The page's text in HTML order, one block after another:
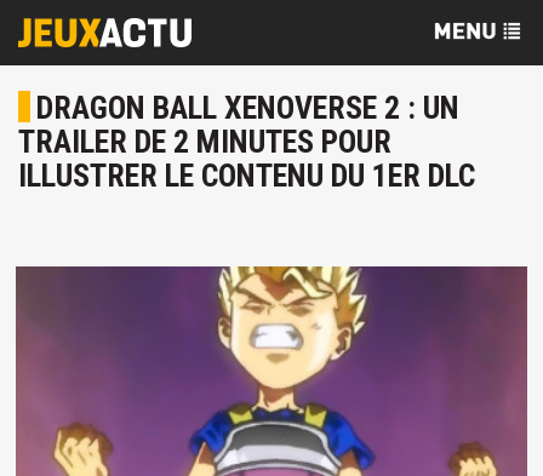
DRAGON BALL XENOVERSE 2 : UN
TRAILER DE 2 MINUTES POUR
ILLUSTRER LE CONTENU DU 1ER DLC